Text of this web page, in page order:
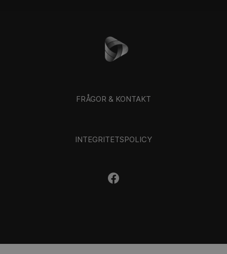
FRÅGOR & KONTAKT
INTEGRITETSPOLICY